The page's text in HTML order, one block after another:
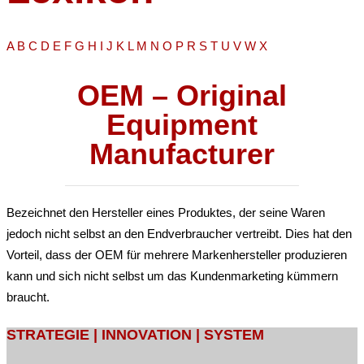
A B C D E F G H I J K L M N O P R S T U V W X
OEM – Original
Equipment
Manufacturer
Bezeichnet den Hersteller eines Produktes, der seine Waren
jedoch nicht selbst an den Endverbraucher vertreibt. Dies hat den
Vorteil, dass der OEM für mehrere Markenhersteller produzieren
kann und sich nicht selbst um das Kundenmarketing kümmern
braucht.
STRATEGIE | INNOVATION | SYSTEM